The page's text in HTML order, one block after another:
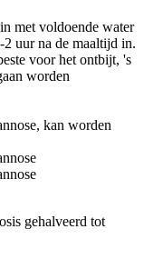
met voldoende water
2 uur na de maaltijd in.
voor het ontbijt, 's
worden
kan worden
gehalveerd tot